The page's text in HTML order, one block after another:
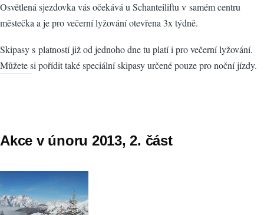
Osvětlená sjezdovka vás očekává u Schanteiliftu v samém centru
městečka a je pro večerní lyžování otevřena 3x týdně.
Skipasy s platností již od jednoho dne tu platí i pro večerní lyžování.
Můžete si pořídit také speciální skipasy určené pouze pro noční jízdy.
Akce v únoru 2013, 2. část